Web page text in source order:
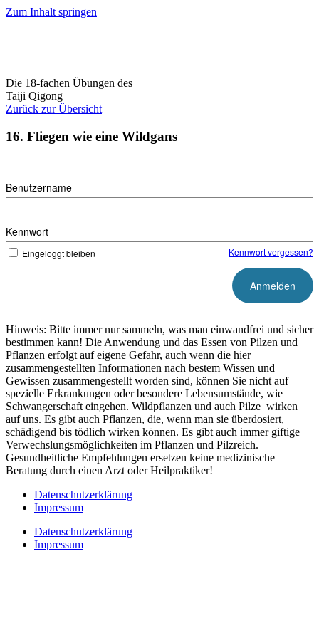
Zum Inhalt springen
Die 18-fachen Übungen des
Taiji Qigong
Zurück zur Übersicht
16. Fliegen wie eine Wildgans
Benutzername
Kennwort
Eingeloggt bleiben Kennwort vergessen?
Hinweis: Bitte immer nur sammeln, was man einwandfrei und sicher
bestimmen kann! Die Anwendung und das Essen von Pilzen und
Pflanzen erfolgt auf eigene Gefahr, auch wenn die hier
zusammengestellten Informationen nach bestem Wissen und
Gewissen zusammengestellt worden sind, können Sie nicht auf
spezielle Erkrankungen oder besondere Lebensumstände, wie
Schwangerschaft eingehen. Wildpflanzen und auch Pilze wirken
auf uns. Es gibt auch Pflanzen, die, wenn man sie überdosiert,
schädigend bis tödlich wirken können. Es gibt auch immer giftige
Verwechslungsmöglichkeiten im Pflanzen und Pilzreich.
Gesundheitliche Empfehlungen ersetzen keine medizinische
Beratung durch einen Arzt oder Heilpraktiker!
Datenschutzerklärung
Impressum
Datenschutzerklärung
Impressum